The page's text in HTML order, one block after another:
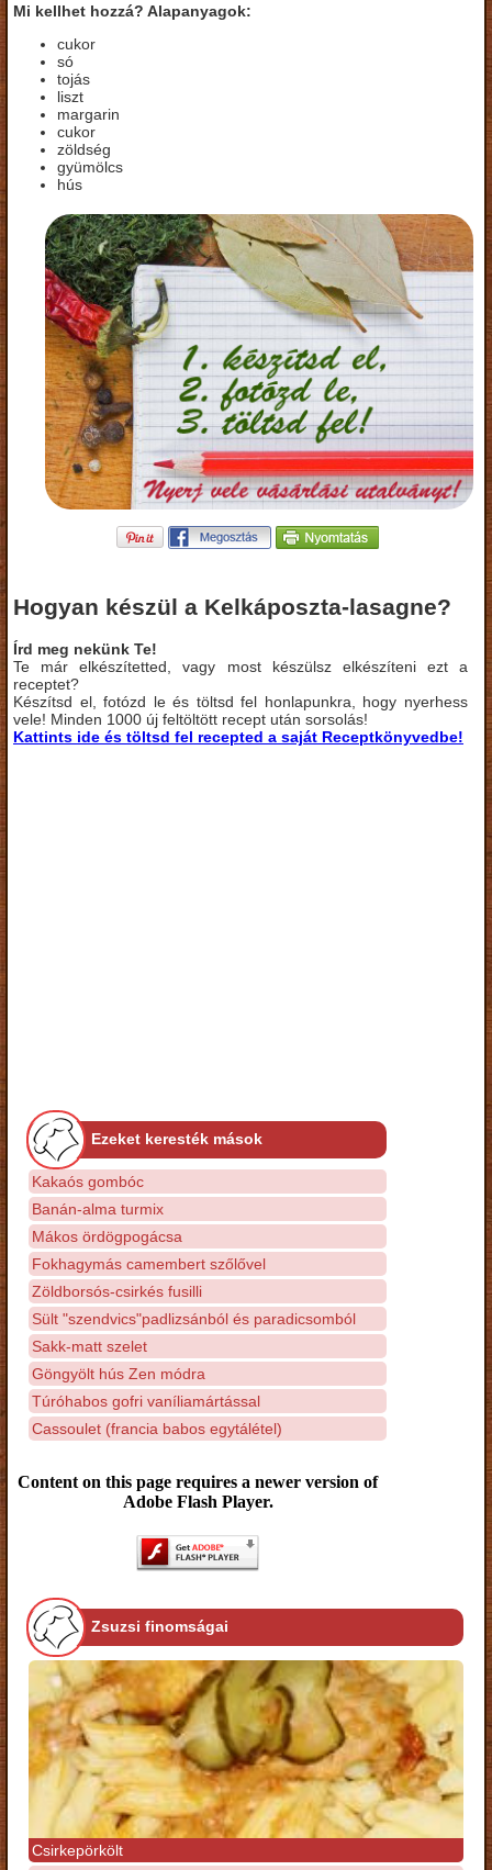
Mi kellhet hozzá? Alapanyagok:
cukor
só
tojás
liszt
margarin
cukor
zöldség
gyümölcs
hús
Hogyan készül a Kelkáposzta-lasagne?
Írd meg nekünk Te!
Te már elkészítetted, vagy most készülsz elkészíteni ezt a
receptet?
Készítsd el, fotózd le és töltsd fel honlapunkra, hogy nyerhess
vele! Minden 1000 új feltöltött recept után sorsolás!
Kattints ide és töltsd fel recepted a saját Receptkönyvedbe!
Ezeket keresték mások
Kakaós gombóc
Banán-alma turmix
Mákos ördögpogácsa
Fokhagymás camembert szőlővel
Zöldborsós-csirkés fusilli
Sült "szendvics"padlizsánból és paradicsomból
Sakk-matt szelet
Göngyölt hús Zen módra
Túróhabos gofri vaníliamártással
Cassoulet (francia babos egytálétel)
Content on this page requires a newer version of
Adobe Flash Player.
Zsuzsi finomságai
Csirkepörkölt